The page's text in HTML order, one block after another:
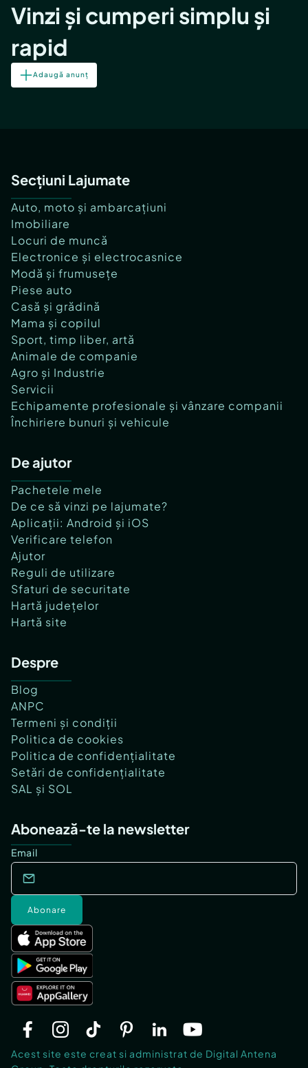
Vinzi și cumperi simplu și
rapid
Adaugă anunț
Secțiuni Lajumate
Auto, moto și ambarcațiuni
Imobiliare
Locuri de muncă
Electronice și electrocasnice
Modă și frumusețe
Piese auto
Casă și grădină
Mama și copilul
Sport, timp liber, artă
Animale de companie
Agro și Industrie
Servicii
Echipamente profesionale și vânzare companii
Închiriere bunuri și vehicule
De ajutor
Pachetele mele
De ce să vinzi pe lajumate?
Aplicații: Android și iOS
Verificare telefon
Ajutor
Reguli de utilizare
Sfaturi de securitate
Hartă județelor
Hartă site
Despre
Blog
ANPC
Termeni și condiții
Politica de cookies
Politica de confidențialitate
Setări de confidențialitate
SAL și SOL
Abonează-te la newsletter
Email
Abonare
Acest site este creat si administrat de Digital Antena